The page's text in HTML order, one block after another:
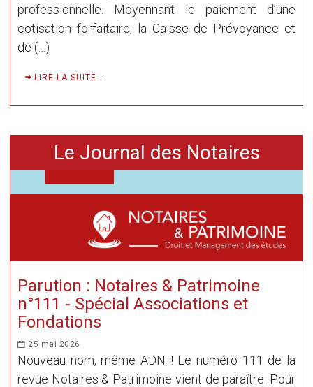
professionnelle. Moyennant le paiement d’une
cotisation forfaitaire, la Caisse de Prévoyance et
de (…)
LIRE LA SUITE ...
Le Journal des Notaires
Parution : Notaires & Patrimoine
n°111 - Spécial Associations et
Fondations
25 mai 2026
Nouveau nom, même ADN ! Le numéro 111 de la
revue Notaires & Patrimoine vient de paraître. Pour